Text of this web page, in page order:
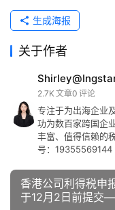
生成海报
关于作者
2.7K 文章0 评论
专注于为出海企业
功为数百家跨国企
丰富、值得信赖的
号：19355569144
香港公司利得税申
于12月2日前提交